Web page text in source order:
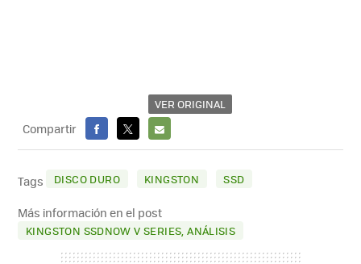
VER ORIGINAL
Compartir
FACEBOOK
X
E-
MAIL
Tags DISCO DURO KINGSTON SSD
Más información en el post
KINGSTON SSDNOW V SERIES, ANÁLISIS